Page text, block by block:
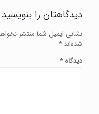
دیدگاهتان را بنویسید
نشانی ایمیل شما منتشر
شده‌اند *
دیدگاه *